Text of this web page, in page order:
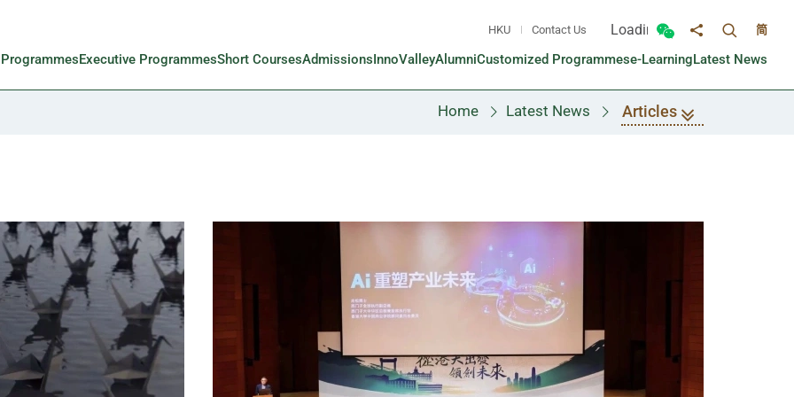
HKU Contact Us Loading...
Toggle Wechat panel
Share toToggle
简
Executive ProgrammesShort CoursesAdmissionsInnoValleyAlumniCustomized Programmese-LearningLatest News
Home Latest News Articles